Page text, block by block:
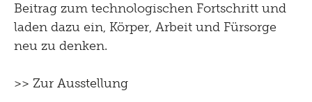
Beitrag zum technologischen Fortschritt und
laden dazu ein, Körper, Arbeit und Fürsorge
neu zu denken.
>> Zur Ausstellung